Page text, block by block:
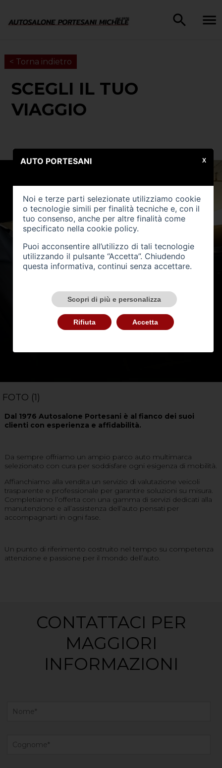
< Torna indietro
SCEGLI IL TUO
VIAGGIO
FOTO (1)
Dal 1976 Autosalone Portesani è al fianco dei suoi
clienti con esperienza e affidabilità.
Da sempre offriamo un ampio parco auto multimarca
selezionato con cura per soddisfare ogni esigenza di mobilità.
Affianchiamo alla vendita un servizio di valutazione veicoli
trasparente e professionale per garantire soluzioni su misura.
Completiamo l’offerta con una gamma di servizi dedicati alla
manutenzione e all’assistenza dell’auto pensati per
accompagnarti in ogni fase.
Un punto di riferimento costruito nel tempo su competenza
attenzione e passione per il mondo dell’auto.
CONTATTACI PER
MAGGIORI
INFORMAZIONI
AUTO PORTESANI
Noi e terze parti selezionate utilizziamo cookie
o tecnologie simili per finalità tecniche e, con il
tuo consenso, anche per altre finalità come
specificato nella cookie policy.
Puoi acconsentire all’utilizzo di tali tecnologie
utilizzando il pulsante “Accetta”. Chiudendo
questa informativa, continui senza accettare.
Scopri di più e personalizza
Rifiuta Accetta
X